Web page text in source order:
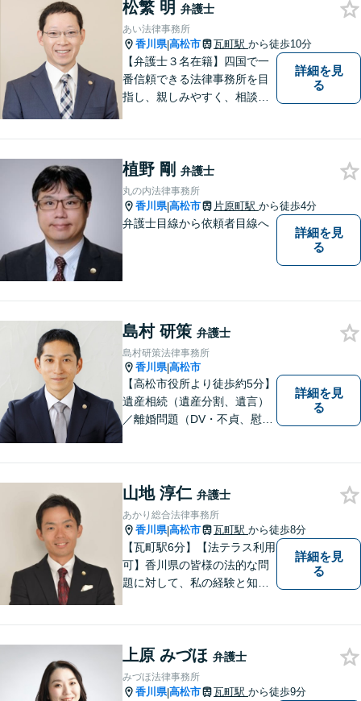
松繁 明 弁護士
あい法律事務所
香川県|高松市 瓦町駅 から徒歩10分
【弁護士３名在籍】四国で一
番信頼できる法律事務所を目
指し、親しみやすく、相談し
詳細を見
る
植野 剛 弁護士
丸の内法律事務所
香川県|高松市 片原町駅 から徒歩4分
弁護士目線から依頼者目線へ
詳細を見
る
島村 研策 弁護士
島村研策法律事務所
香川県|高松市
【高松市役所より徒歩約5分】
遺産相続（遺産分割、遺言）
／離婚問題（DV・不貞、慰謝
供します。
詳細を見
る
山地 淳仁 弁護士
あかり総合法律事務所
香川県|高松市 瓦町駅 から徒歩8分
【瓦町駅6分】【法テラス利用
可】香川県の皆様の法的な問
題に対して、私の経験と知識
い。少しでもお役に立てるよ
う全力でサポートいたしま
す。
詳細を見
る
上原 みづほ 弁護士
みづほ法律事務所
香川県|高松市 瓦町駅 から徒歩9分